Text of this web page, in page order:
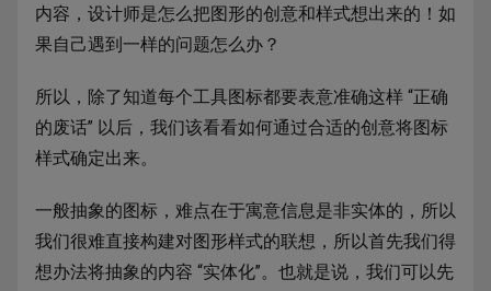
内容，设计师是怎么把图形的创意和样式想出来的！如
果自己遇到一样的问题怎么办？
所以，除了知道每个工具图标都要表意准确这样 “正确
的废话” 以后，我们该看看如何通过合适的创意将图标
样式确定出来。
一般抽象的图标，难点在于寓意信息是非实体的，所以
我们很难直接构建对图形样式的联想，所以首先我们得
想办法将抽象的内容 “实体化”。也就是说，我们可以先